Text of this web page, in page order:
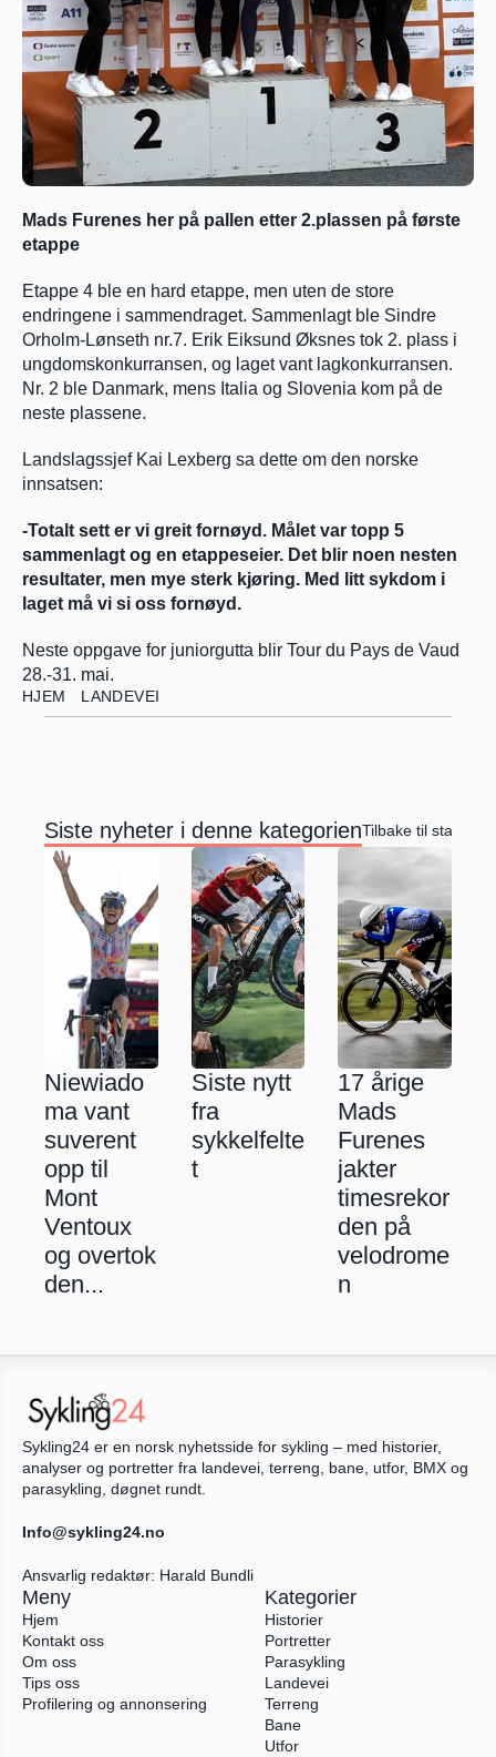
Mads Furenes her på pallen etter 2.plassen på første
etappe
Etappe 4 ble en hard etappe, men uten de store
endringene i sammendraget. Sammenlagt ble Sindre
Orholm-Lønseth nr.7. Erik Eiksund Øksnes tok 2. plass i
ungdomskonkurransen, og laget vant lagkonkurransen.
Nr. 2 ble Danmark, mens Italia og Slovenia kom på de
neste plassene.
Landslagssjef Kai Lexberg sa dette om den norske
innsatsen:
-Totalt sett er vi greit fornøyd. Målet var topp 5
sammenlagt og en etappeseier. Det blir noen nesten
resultater, men mye sterk kjøring. Med litt sykdom i
laget må vi si oss fornøyd.
Neste oppgave for juniorgutta blir Tour du Pays de Vaud
28.-31. mai.
HJEM LANDEVEI
Siste nyheter i denne kategorienTilbake til
Niewiado
ma vant
suverent
opp til
Mont
Ventoux
og overtok
den...
Siste nytt
fra
sykkelfelte
t
17 årige
Mads
Furenes
jakter
timesrekor
den på
velodrome
n
Sykling24 er en norsk nyhetsside for sykling – med historier,
analyser og portretter fra landevei, terreng, bane, utfor, BMX og
parasykling, døgnet rundt.
Info@sykling24.no
Ansvarlig redaktør: Harald Bundli
Meny
Hjem
Kontakt oss
Om oss
Tips oss
Profilering og annonsering
Kategorier
Historier
Portretter
Parasykling
Landevei
Terreng
Bane
Utfor